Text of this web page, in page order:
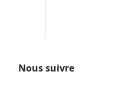
Nous suivre